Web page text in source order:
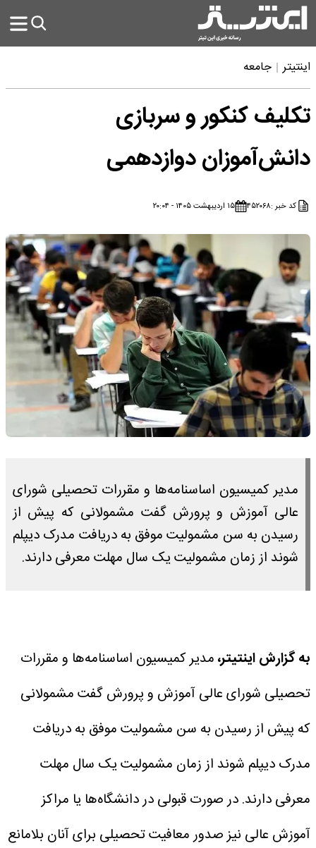
اینتیتر جامعه
تکلیف کنکور و سربازی
دانش‌آموزان دوازدهمی
کد خبر :۴۵۲۰۶۸ ۱۵ اردیبهشت ۱۴۰۵ - ۲۰:۰۴
مدیر کمیسیون اساسنامه‌ها و مقررات تحصیلی شورای
عالی آموزش و پرورش گفت مشمولانی که پیش از
رسیدن به سن مشمولیت موفق به دریافت مدرک دیپلم
شوند از زمان مشمولیت یک سال مهلت معرفی دارند.
به گزارش اینتیتر،مدیر کمیسیون اساسنامه‌ها و مقررات
تحصیلی شورای عالی آموزش و پرورش گفت مشمولانی
که پیش از رسیدن به سن مشمولیت موفق به دریافت
مدرک دیپلم شوند از زمان مشمولیت یک سال مهلت
معرفی دارند.در صورت قبولی در دانشگاه‌ها یا مراکز
آموزش عالی نیز صدور معافیت تحصیلی برای آنان بلامانع